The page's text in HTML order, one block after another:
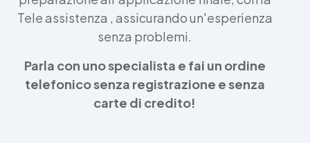
Tele assistenza , assicurando un'esperienza
senza problemi.
Parla con uno specialista e fai un ordine
telefonico senza registrazione e senza
carte di credito!